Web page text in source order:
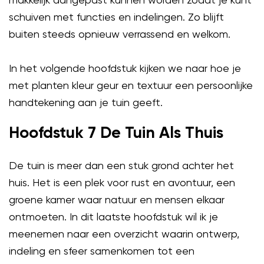
schuiven met functies en indelingen. Zo blijft
buiten steeds opnieuw verrassend en welkom.
In het volgende hoofdstuk kijken we naar hoe je
met planten kleur geur en textuur een persoonlijke
handtekening aan je tuin geeft.
Hoofdstuk 7 De Tuin Als Thuis
De tuin is meer dan een stuk grond achter het
huis. Het is een plek voor rust en avontuur, een
groene kamer waar natuur en mensen elkaar
ontmoeten. In dit laatste hoofdstuk wil ik je
meenemen naar een overzicht waarin ontwerp,
indeling en sfeer samenkomen tot een